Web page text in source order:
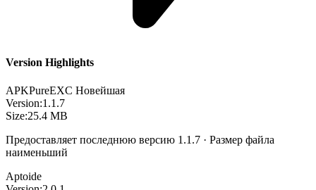
Version Highlights
APKPureEXC Новейшая
Version:1.1.7
Size:25.4 MB
Предоставляет последнюю версию 1.1.7 · Размер файла
наименьший
Aptoide